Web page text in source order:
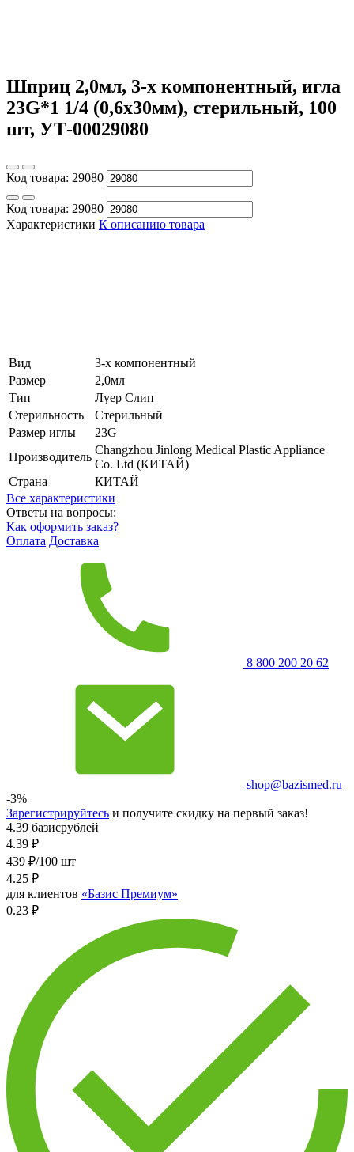
Шприц 2,0мл, 3-х компонентный, игла
23G*1 1/4 (0,6х30мм), стерильный, 100
шт, УТ-00029080
Код товара: 29080
Код товара: 29080
Характеристики К описанию товара
Вид
3-х компонентный
Размер
2,0мл
Тип
Луер Слип
Стерильность
Стерильный
Размер иглы
23G
Производитель
Changzhou Jinlong Medical Plastic Appliance
Co. Ltd (КИТАЙ)
Страна
КИТАЙ
Все характеристики
Ответы на вопросы:
Как оформить заказ?
Оплата Доставка
8 800 200 20 62
shop@bazismed.ru
-3%
Зарегистрируйтесь и получите скидку на первый заказ!
4.39 базисрублей
4.39 ₽
439 ₽/100 шт
4.25 ₽
для клиентов «Базис Премиум»
0.23 ₽